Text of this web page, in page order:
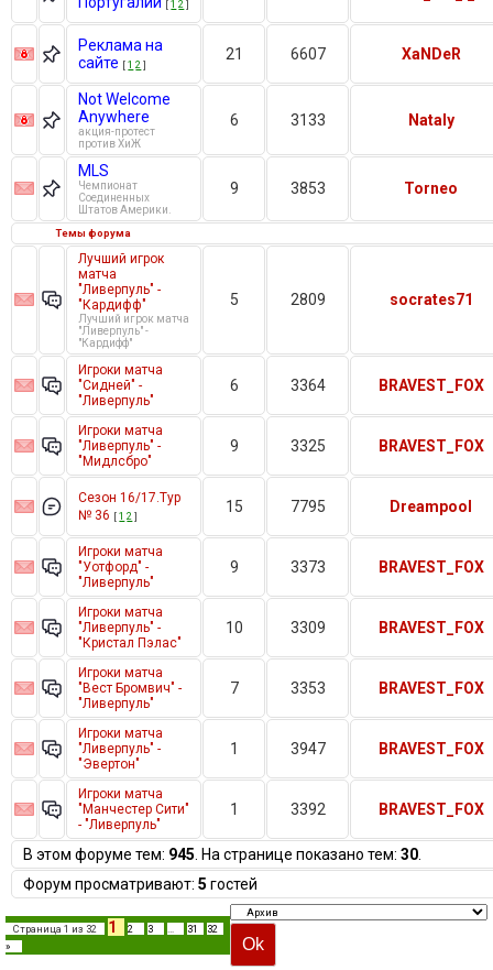
[1 2 ]
Реклама на
сайте [1 2 ]
21 6607 XaNDeR
Not Welcome
Anywhere
акция-протест
против ХиЖ
6 3133 Nataly
MLS
Чемпионат
Соединенных
Штатов Америки.
9 3853 Torneo
Темы форума
Лучший игрок
матча
"Ливерпуль" -
"Кардифф"
Лучший игрок матча
"Ливерпуль" -
"Кардифф"
5 2809 socrates71
Игроки матча
"Сидней" -
"Ливерпуль"
6 3364 BRAVEST_FOX
Игроки матча
"Ливерпуль" -
"Мидлсбро"
9 3325 BRAVEST_FOX
Сезон 16/17.Тур
№ 36 [1 2 ]
15 7795 Dreampool
Игроки матча
"Уотфорд" -
"Ливерпуль"
9 3373 BRAVEST_FOX
Игроки матча
"Ливерпуль" -
"Кристал Пэлас"
10 3309 BRAVEST_FOX
Игроки матча
"Вест Бромвич" -
"Ливерпуль"
7 3353 BRAVEST_FOX
Игроки матча
"Ливерпуль" -
"Эвертон"
1 3947 BRAVEST_FOX
Игроки матча
"Манчестер Сити"
- "Ливерпуль"
1 3392 BRAVEST_FOX
В этом форуме тем: 945 . На странице показано тем:30
Форум просматривают:5 гостей
Страница 1 из 32 1 2 3 31
32
»